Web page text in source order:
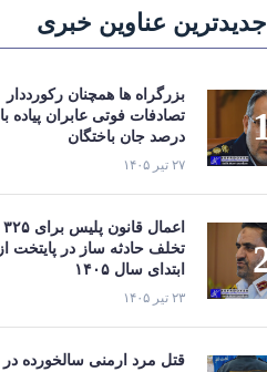
جدیدترین عناوین خبری
بزرگراه‌ ها همچنان رکورددار
درصد جان‌ باختگان
۲۷ تیر ۱۴۰۵
تخلف حادثه ساز در پایتخت از
ابتدای سال ۱۴۰۵
۲۳ تیر ۱۴۰۵
قتل مرد ارمنی سالخورده در